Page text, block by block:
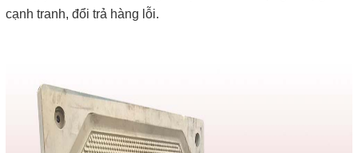
cạnh tranh, đổi trả hàng lỗi.